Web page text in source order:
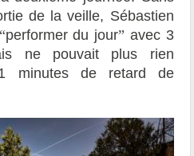
de la veille, Sébastien
“performer du jour” avec 3
ne pouvait plus rien
minutes de retard de